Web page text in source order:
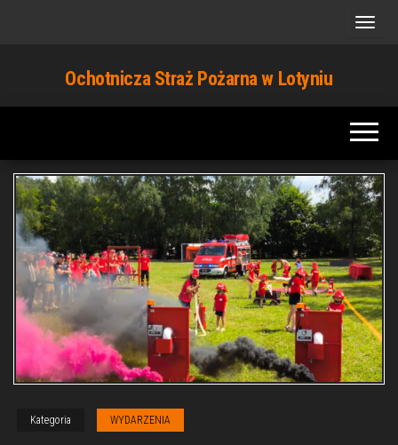
Ochotnicza Straż Pożarna w Lotyniu
Kategoria WYDARZENIA